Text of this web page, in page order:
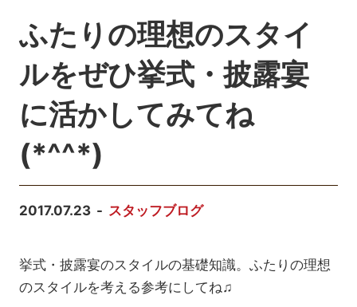
ふたりの理想のスタイ
ルをぜひ挙式・披露宴
に活かしてみてね
(*^^*)
2017.07.23 スタッフブログ
挙式・披露宴のスタイルの基礎知識。ふたりの理想
のスタイルを考える参考にしてね♫